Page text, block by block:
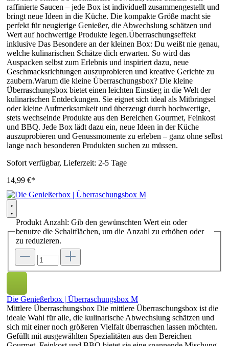
raffinierte Saucen – jede Box ist individuell zusammengestellt und
bringt neue Ideen in die Küche. Die kompakte Größe macht sie
perfekt für neugierige Genießer, die Abwechslung schätzen und
Wert auf hochwertige Produkte legen.Überraschungseffekt
inklusive Das Besondere an der kleinen Box: Du weißt nie genau,
welche kulinarischen Schätze dich erwarten. So wird das
Auspacken selbst zum Erlebnis und inspiriert dazu, neue
Geschmacksrichtungen auszuprobieren und kreative Gerichte zu
zaubern.Warum die kleine Überraschungsbox? Die kleine
Überraschungsbox bietet einen leichten Einstieg in die Welt der
kulinarischen Entdeckungen. Sie eignet sich ideal als Mitbringsel
oder kleine Aufmerksamkeit und überzeugt durch hochwertige,
stets wechselnde Produkte aus den Bereichen Gourmet, Feinkost
und BBQ. Jede Box lädt dazu ein, neue Ideen in der Küche
auszuprobieren und Genussmomente zu erleben – ganz ohne selbst
lange nach besonderen Produkten suchen zu müssen.
Sofort verfügbar, Lieferzeit: 2-5 Tage
14,99 €*
Produkt Anzahl: Gib den gewünschten Wert ein oder
benutze die Schaltflächen, um die Anzahl zu erhöhen oder
zu reduzieren.
Die Genießerbox | Überraschungsbox M
Mittlere Überraschungsbox Die mittlere Überraschungsbox ist die
ideale Wahl für alle, die kulinarische Abwechslung schätzen und
sich mit einer noch größeren Vielfalt überraschen lassen möchten.
Gefüllt mit ausgewählten Spezialitäten aus den Bereichen